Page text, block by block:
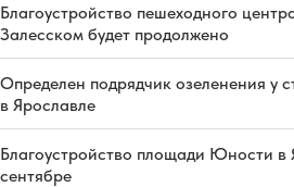
Благоустройство пешеходного
Залесском будет продолжено
Определен подрядчик озеленения у
в Ярославле
Благоустройство площади Юности в
сентябре